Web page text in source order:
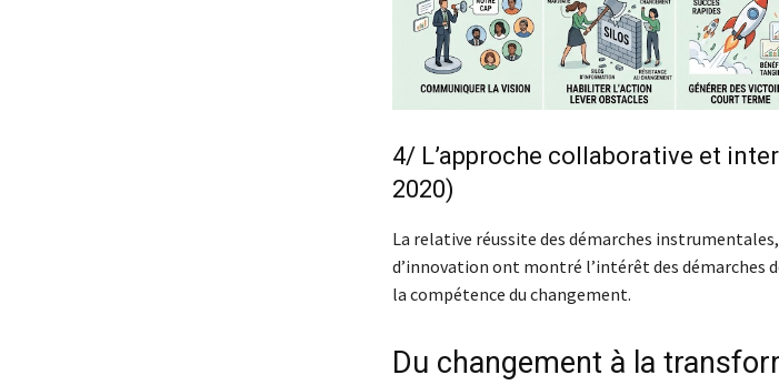
4/ L’approche collaborative et
2020)
La relative réussite des démarches
d’innovation ont montré l’intérêt des
la compétence du changement.
Du changement à la